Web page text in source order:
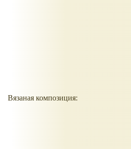
Вязаная композиция: